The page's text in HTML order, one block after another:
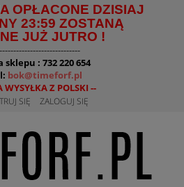
OPŁACONE DZISIAJ
23:59 ZOSTANĄ
JUŻ JUTRO !
: 732 220 654
bok@timeforf.pl
WYSYŁKA Z POLSKI --
SIĘ ZALOGUJ SIĘ